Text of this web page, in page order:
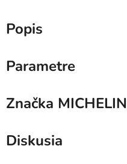
Popis
Parametre
Značka MICHELIN
Diskusia